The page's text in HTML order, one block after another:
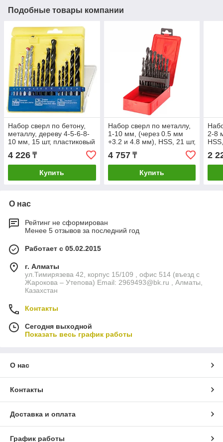
Подобные товары компании
Набор сверл по бетону,
металлу, дереву 4-5-6-8-
10 мм, 15 шт, пластиковый
хвостовик Sparta
4 226 ₸
Купить
Набор сверл по металлу,
1-10 мм, (через 0.5 мм
+3.2 и 4.8 мм), HSS, 21 шт,
цилиндрический
4 757₸
Купить
2-8
2
О нас
Рейтинг не сформирован
Менее 5 отзывов за последний год
Работает с 05.02.2015
г. Алматы
ул.Тимирязева 42, корпус 15/109 , офис 514 (въезд с
Жарокова – Утепова) Email: 2969493@bk.ru , Алматы,
Казахстан
Контакты
Сегодня выходной
Показать весь график работы
О нас
Контакты
Доставка и оплата
График работы